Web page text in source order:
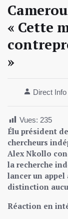
« Cette
»
Direct Info
Vues: 235
Élu président
chercheurs
Alex Nkollo
la recherche
lancer un appel
distinction
Réaction en